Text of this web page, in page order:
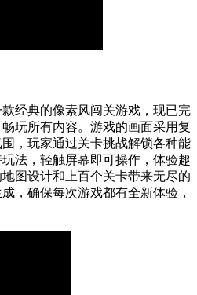
经典的像素风闯关游戏，现已完
玩所有内容。游戏的画面采用复
，玩家通过关卡挑战解锁各种能
法，轻触屏幕即可操作，体验趣
图设计和上百个关卡带来无尽的
，确保每次游戏都有全新体验，